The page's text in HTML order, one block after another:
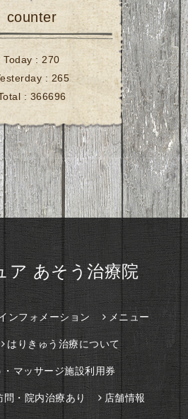
counter
Today :270
: 265
: 366696
ア あそう治療院
ンフォメーション メニュー
はりきゅう治療について
・マッサージ施設利用券
問・院内治療あり 店舗情報